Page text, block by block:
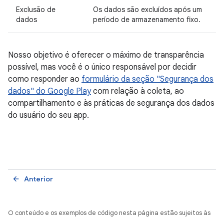
Exclusão de
dados
Os dados são excluídos após um
período de armazenamento fixo.
Nosso objetivo é oferecer o máximo de transparência
possível, mas você é o único responsável por decidir
como responder ao formulário da seção "Segurança dos
dados" do Google Playcom relação à coleta, ao
compartilhamento e às práticas de segurança dos dados
do usuário do seu app.
Anterior
arrow_back
O conteúdo e os exemplos de código nesta página estão sujeitos às